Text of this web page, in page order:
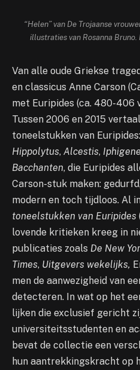
“Helen” van De Trojaanse
illustraties van Rosanna
Van alle oude Griekse
en classicus Anne Carson
met Euripides (ca. 480-406
Tussen 2006 en 2015
toneelstukken van Euripides:
Hippolytus, Alcestis,
Bacchanten, die Euripides
Carson-stuk maken:
modern en toch tijdloos. Al
toneelstukken van Euripides
lovende kritieken kreeg in
publicaties zoals De New
Times, Uitgevers wekelijks,
men de aanwezigheid van
detecteren. In wat op het
lijken die exclusief gericht
universiteitsstudenten en
bevat de collectie een
hun aantrekkingskracht op